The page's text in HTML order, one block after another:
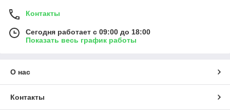
Контакты
Сегодня работает с 09:00 до 18:00
Показать весь график работы
О нас
Контакты